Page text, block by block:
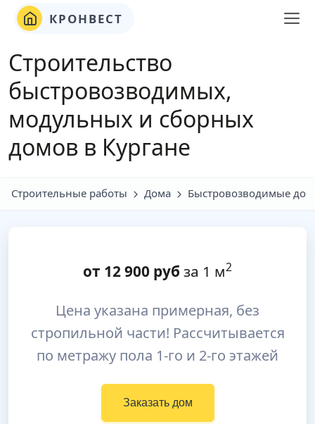
КРОНВЕСТ
Строительство
быстровозводимых,
модульных и сборных
домов в Кургане
Строительные работы Дома Быстровозводимые
от 12 900 руб за 1 м2
Цена указана примерная, без
стропильной части! Рассчитывается
по метражу пола 1-го и 2-го этажей
Заказать дом